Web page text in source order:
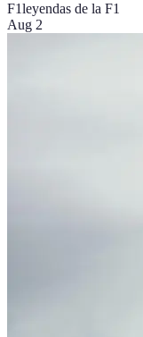
F1leyendas de la F1
Aug 2